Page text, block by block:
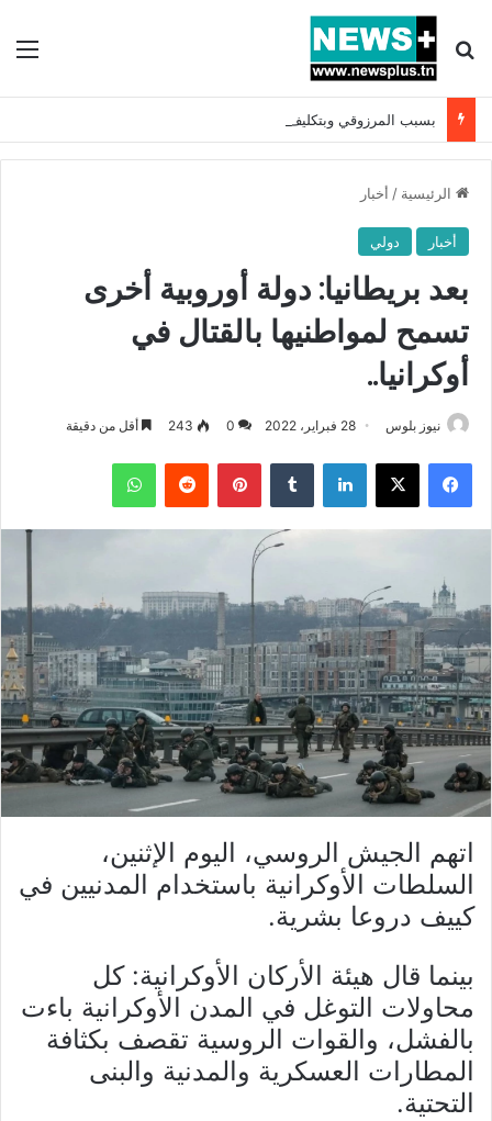
بحث عن
الرئيسية / أخبار
أخبار دولي
بعد بريطانيا: دولة أوروبية أخرى
تسمح لمواطنيها بالقتال في
أوكرانيا..
نيوز بلوس 28 فبراير، 2022 0
243 أقل من دقيقة
فيسبوك X لينكدإن بينتيريست واتساب
اتهم الجيش الروسي، اليوم الإثنين،
السلطات الأوكرانية باستخدام المدنيين في
كييف دروعا بشرية.
بينما قال هيئة الأركان الأوكرانية: كل
محاولات التوغل في المدن الأوكرانية باءت
بالفشل، والقوات الروسية تقصف بكثافة
المطارات العسكرية والمدنية والبنى
التحتية.